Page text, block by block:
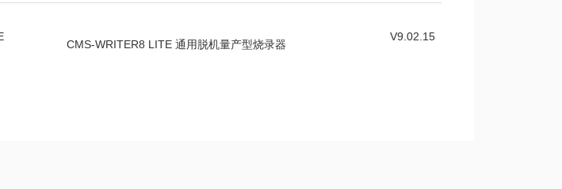
CMS-WRITER8 LITE 通用脱机量产型烧录器
V9.02.15